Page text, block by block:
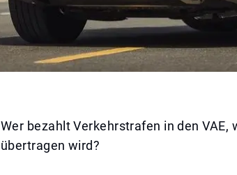
Wer bezahlt Verkehrstrafen in den
übertragen wird?